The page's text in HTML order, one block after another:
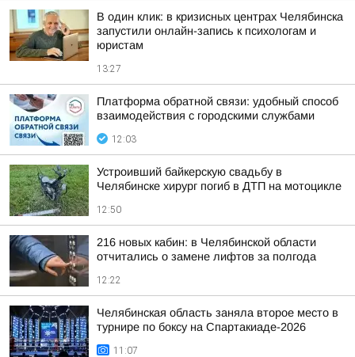
В один клик: в кризисных центрах Челябинска
запустили онлайн-запись к психологам и
юристам
13:27
Платформа обратной связи: удобный способ
взаимодействия с городскими службами
12:03
Устроивший байкерскую свадьбу в
Челябинске хирург погиб в ДТП на мотоцикле
12:50
216 новых кабин: в Челябинской области
отчитались о замене лифтов за полгода
12:22
Челябинская область заняла второе место в
турнире по боксу на Спартакиаде-2026
11:07